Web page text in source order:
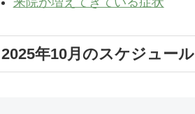
2025年10月のスケジュール